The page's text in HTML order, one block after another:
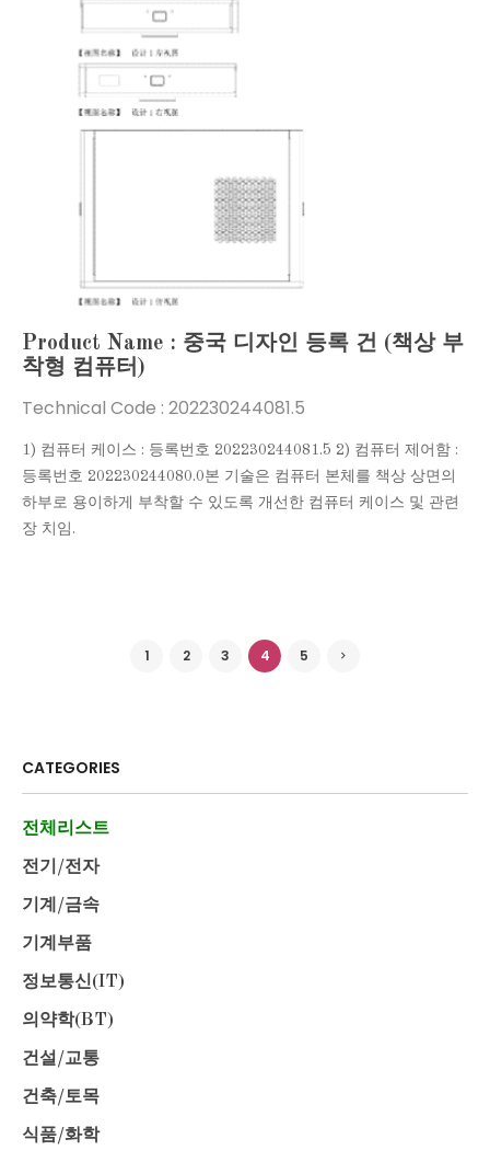
Product Name : 중국 디자인 등록 건 (책상 부
착형 컴퓨터)
Technical Code : 202230244081.5
1) 컴퓨터 케이스 : 등록번호 202230244081.5 2) 컴퓨터 제어함 :
등록번호 202230244080.0 ​ 본 기술은 컴퓨터 본체를 책상 상면의
하부로 용이하게 부착할 수 있도록 개선한 컴퓨터 케이스 및 관련
장 치임.
1 2 3 4 5
CATEGORIES
전체리스트
전기/전자
기계/금속
기계부품
정보통신(IT)
의약학(BT)
건설/교통
건축/토목
식품/화학